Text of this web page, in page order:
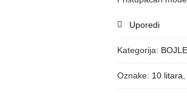
Uporedi
Kategorija:
Oznake: 10 litara